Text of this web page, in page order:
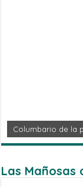
Columbario de la
Las Mañosas